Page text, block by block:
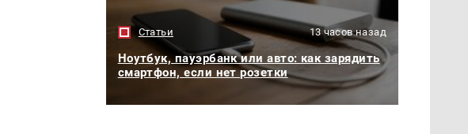
Статьи 13 часов назад
Ноутбук, пауэрбанк или авто: как зарядить
смартфон, если нет розетки